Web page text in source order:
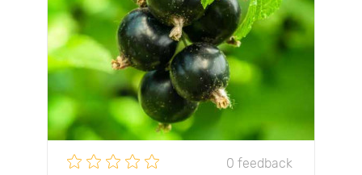
0 feedback